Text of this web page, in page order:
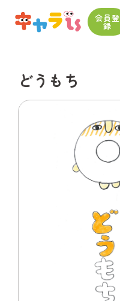
会員登
録
どうもち